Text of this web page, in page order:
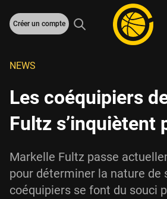
Créer un compte
NEWS
Les coéquipiers
Fultz s’inquiètent
Markelle Fultz passe
pour déterminer la nature de
coéquipiers se font du souci